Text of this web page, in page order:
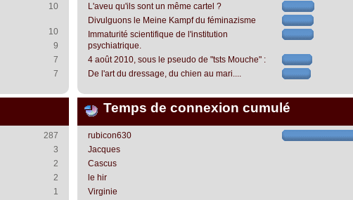
10
10
9
7
7
L'aveu qu'ils sont un même cartel ?
Divulguons le Meine Kampf du féminazisme
Immaturité scientifique de l'institution
psychiatrique.
4 août 2010, sous le pseudo de "tsts Mouche" :
De l'art du dressage, du chien au mari....
287
3
2
2
1
Temps de connexion cumulé
rubicon630
Jacques
Cascus
le hir
Virginie